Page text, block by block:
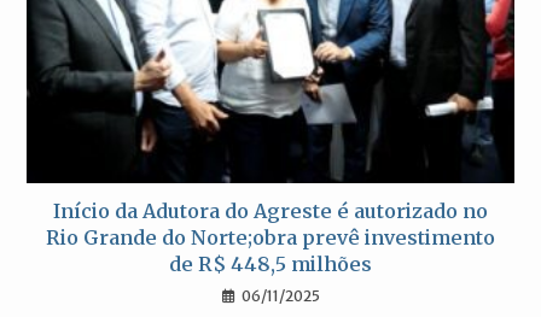
Início da Adutora do Agreste é autorizado no
Rio Grande do Norte;obra prevê investimento
de R$ 448,5 milhões
06/11/2025